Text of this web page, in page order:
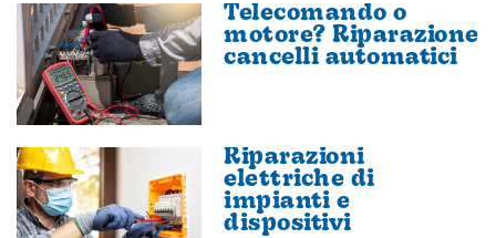
Telecomando o
motore? Riparazione
cancelli automatici
Riparazioni
elettriche di
impianti e
dispositivi